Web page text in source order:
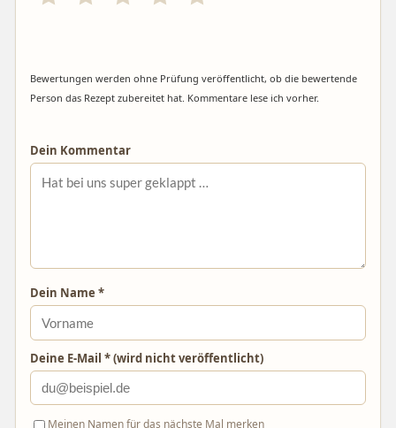
Bewertungen werden ohne Prüfung veröffentlicht, ob die bewertende
Person das Rezept zubereitet hat. Kommentare lese ich vorher.
Dein Kommentar
Dein Name *
Deine E-Mail * (wird nicht veröffentlicht)
Meinen Namen für das nächste Mal merken